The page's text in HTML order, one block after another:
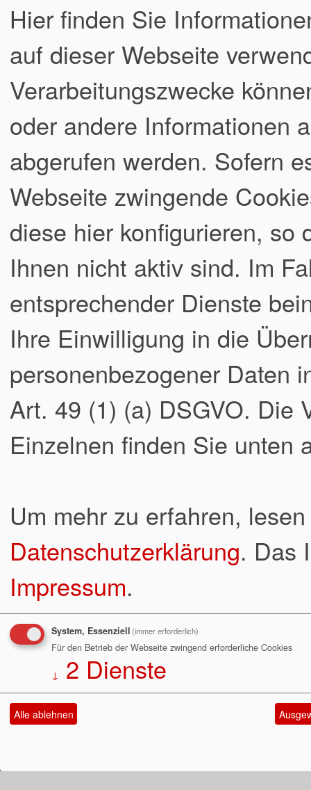
Hier finden Sie
auf dieser Webseite
Verarbeitungszwecke
oder andere Informationen
abgerufen werden. Sofern
Webseite zwingende
diese hier konfigurieren, so
Ihnen nicht aktiv sind. Im
entsprechender Dienste
Ihre Einwilligung in die
personenbezogener Daten
Art. 49 (1) (a) DSGVO. Die
Einzelnen finden Sie unten
Um mehr zu erfahren,
Datenschutzerklärung. Das
Impressum.
System, Essenziell (immer erforderlich)
Für den Betrieb der Webseite zwingend erforderliche Cookies
↓ 2 Dienste
Alle ablehnen